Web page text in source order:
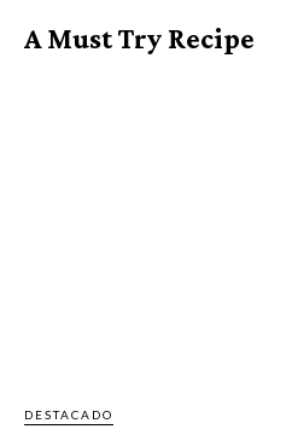
A Must Try Recipe
DESTACADO